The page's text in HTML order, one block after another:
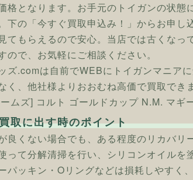
格となります。お手元のトイガンの状
下の「今すぐ買取申込み！」からお申し
てもらえるので安心。当店では古くな
ので、お気軽にご相談ください。
ズ.comは自前でWEBにトイガンマニア
く、他社様よりおおむね高価で買取できま
ムズ] コルト ゴールドカップ N.M. マギ
取に出す時のポイント
良くない場合でも、ある程度のリカバ
って分解清掃を行い、シリコンオイル
パッキン・Oリングなどは損耗しやすく